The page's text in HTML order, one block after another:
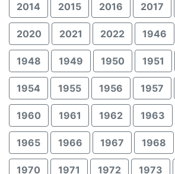
2014 2015 2016 2017
2020 2021 2022 1946
1948 1949 1950 1951
1954 1955 1956 1957
1960 1961 1962 1963
1965 1966 1967 1968
1970 1971 1972 1973